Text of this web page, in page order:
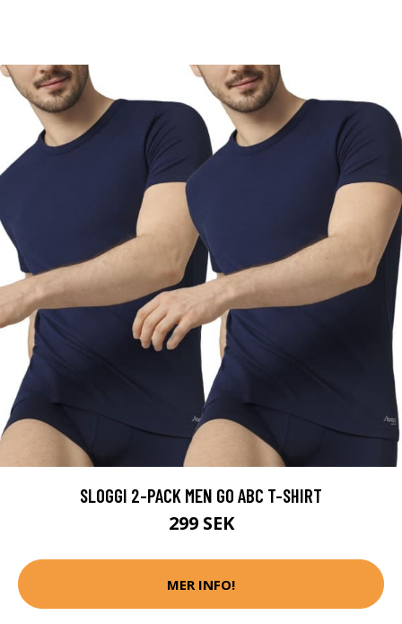
SLOGGI 2-PACK MEN GO ABC T-SHIRT
299 SEK
MER INFO!